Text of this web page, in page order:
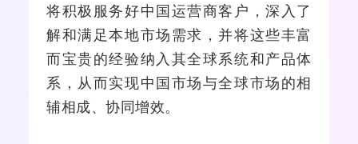
将积极服务好中国运营商客户，深入了
解和满足本地市场需求，并将这些丰富
而宝贵的经验纳入其全球系统和产品体
系，从而实现中国市场与全球市场的相
辅相成、协同增效。